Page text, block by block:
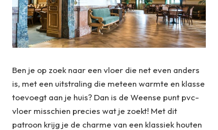
Ben je op zoek naar een vloer die net even anders
is, met een uitstraling die meteen warmte en klasse
toevoegt aan je huis? Dan is de Weense punt pvc-
vloer misschien precies wat je zoekt! Met dit
patroon krijg je de charme van een klassiek houten